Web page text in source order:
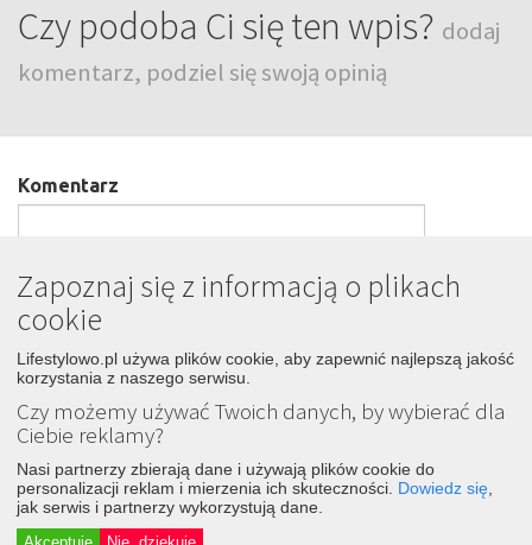
Czy podoba Ci się ten wpis? dodaj
komentarz, podziel się swoją opinią
Komentarz
Podpis
Wyślij
LIFESTYLOWO.pl
Zapoznaj się z informacją o plikach
cookie
Lifestylowo.pl używa plików cookie, aby zapewnić najlepszą jakość
korzystania z naszego serwisu.
Czy możemy używać Twoich danych, by wybierać dla
Ciebie reklamy?
Nasi partnerzy zbierają dane i używają plików cookie do
personalizacji reklam i mierzenia ich skuteczności. Dowiedz się
jak serwis i partnerzy wykorzystują dane.